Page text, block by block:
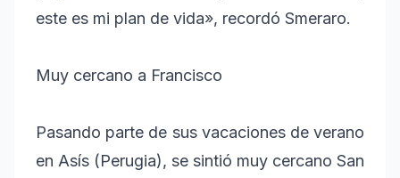
este es mi plan de vida», recordó Smeraro.
Muy cercano a Francisco
Pasando parte de sus vacaciones de verano
en Asís (Perugia), se sintió muy cercano San